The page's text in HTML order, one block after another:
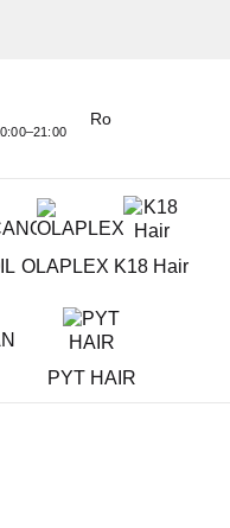
Ro
OLAPLEX K18 Hair
PYT HAIR